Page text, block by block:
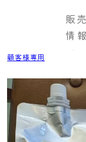
販
情
顧客様専用